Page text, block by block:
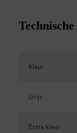
Kleur
Grijs
Extra kleur